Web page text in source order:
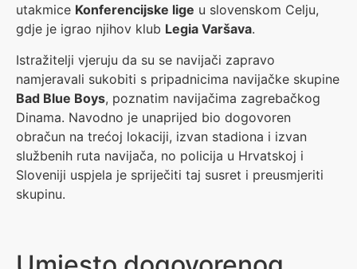
utakmice Konferencijske lige u slovenskom Celju,
gdje je igrao njihov klub Legia Varšava.
Istražitelji vjeruju da su se navijači zapravo
namjeravali sukobiti s pripadnicima navijačke skupine
Bad Blue Boys, poznatim navijačima zagrebačkog
Dinama. Navodno je unaprijed bio dogovoren
obračun na trećoj lokaciji, izvan stadiona i izvan
službenih ruta navijača, no policija u Hrvatskoj i
Sloveniji uspjela je spriječiti taj susret i preusmjeriti
skupinu.